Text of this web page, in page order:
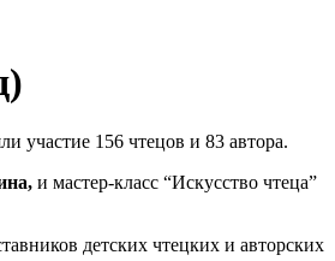
участие 156 чтецов и 83 автора.
и мастер-класс “Искусство чтеца”
детских чтецких и авторских